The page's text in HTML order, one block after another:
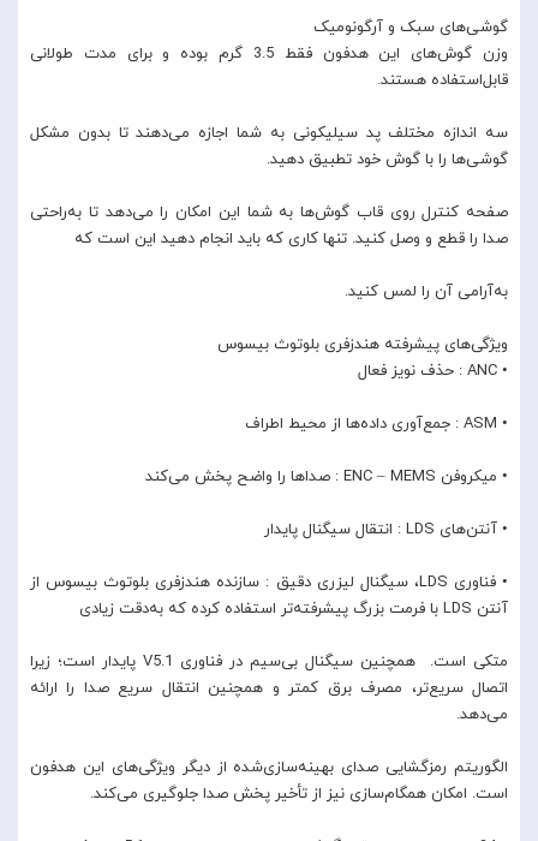
گوشی‌های سبک و آرگونومیک
وزن گوش‌های این هدفون فقط 3.5 گرم بوده و برای مدت طولانی
قابل‌استفاده هستند.
سه اندازه مختلف پد سیلیکونی به شما اجازه می‌دهند تا بدون مشکل
گوشی‌ها را با گوش خود تطبیق دهید.
صفحه کنترل روی قاب گوش‌ها به شما این امکان را می‌دهد تا به‌راحتی
صدا را قطع و وصل کنید. تنها کاری که باید انجام دهید این است که
به‌آرامی آن را لمس کنید.
ویژگی‌های پیشرفته هندزفری بلوتوث بیسوس
• ANC : حذف نویز فعال
• ASM : جمع‌آوری داده‌ها از محیط اطراف
• میکروفن ENC – MEMS : صداها را واضح پخش می‌کند
• آنتن‌های LDS : انتقال سیگنال پایدار
• فناوری LDS، سیگنال لیزری دقیق : سازنده هندزفری بلوتوث بیسوس از
آنتن LDS با فرمت بزرگ پیشرفته‌تر استفاده کرده که به‌دقت زیادی
متکی است. همچنین سیگنال بی‌سیم در فناوری V5.1 پایدار است؛ زیرا
اتصال سریع‌تر، مصرف برق کمتر و همچنین انتقال سریع صدا را ارائه
می‌دهد.
الگوریتم رمزگشایی صدای بهینه‌سازی‌شده از دیگر ویژگی‌های این هدفون
است. امکان همگام‌سازی نیز از تأخیر پخش صدا جلوگیری می‌کند.